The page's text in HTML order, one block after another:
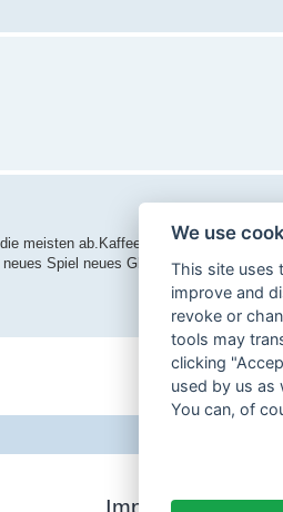
meisten ab.Kaffee und Kuchen wird
Spiel neues Glück.Wir starten
We use
This site uses
improve and
revoke or
tools may
clicking
used by us as
You can, of